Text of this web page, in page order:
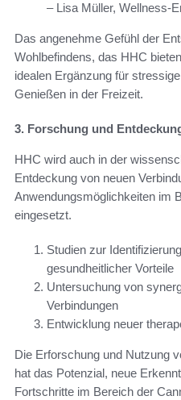
– Lisa Müller, Wellness-
Das angenehme Gefühl der
Wohlbefindens, das HHC
idealen Ergänzung für
Genießen in der Freizeit.
3. Forschung und
HHC wird auch in der
Entdeckung von neuen
Anwendungsmöglichkeiten im
eingesetzt.
Studien zur
gesundheitlicher Vorteile
Untersuchung von
Verbindungen
Entwicklung neuer
Die Erforschung und Nutzung
hat das Potenzial, neue
Fortschritte im Bereich der